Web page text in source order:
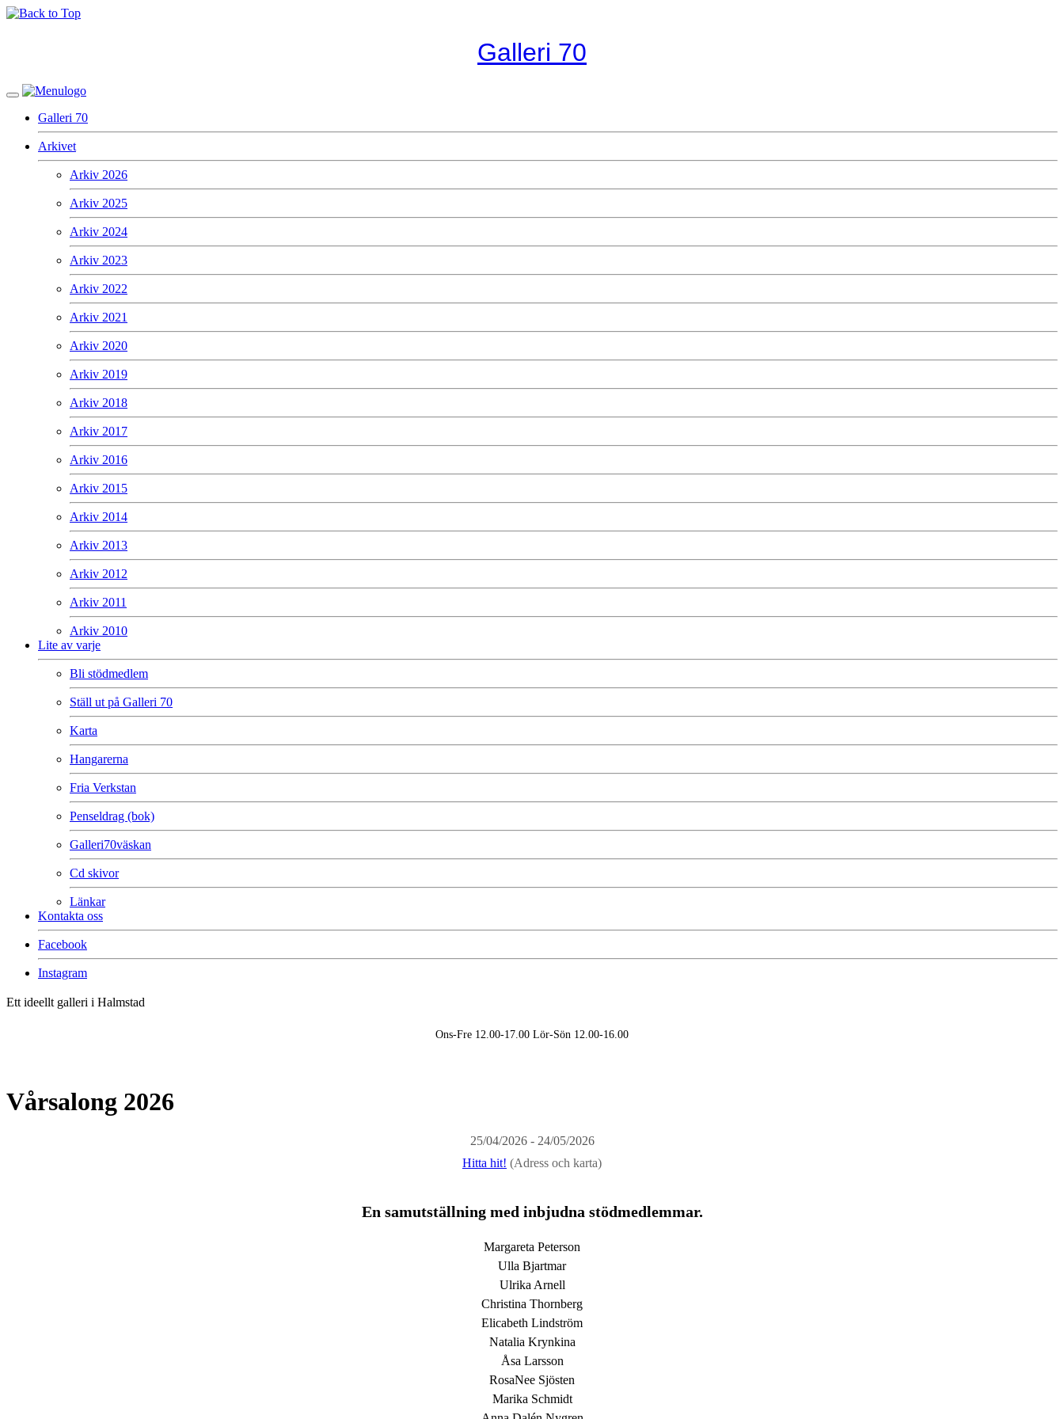
Galleri 70
Galleri 70
Arkivet
Arkiv 2026
Arkiv 2025
Arkiv 2024
Arkiv 2023
Arkiv 2022
Arkiv 2021
Arkiv 2020
Arkiv 2019
Arkiv 2018
Arkiv 2017
Arkiv 2016
Arkiv 2015
Arkiv 2014
Arkiv 2013
Arkiv 2012
Arkiv 2011
Arkiv 2010
Lite av varje
Bli stödmedlem
Ställ ut på Galleri 70
Karta
Hangarerna
Fria Verkstan
Penseldrag (bok)
Galleri70väskan
Cd skivor
Länkar
Kontakta oss
Facebook
Instagram
Ett ideellt galleri i Halmstad
Ons-Fre 12.00-17.00 Lör-Sön 12.00-16.00
Vårsalong 2026
25/04/2026 - 24/05/2026
Hitta hit! (Adress och karta)
En samutställning med inbjudna stödmedlemmar.
Margareta Peterson
Ulla Bjartmar
Ulrika Arnell
Christina Thornberg
Elicabeth Lindström
Natalia Krynkina
Åsa Larsson
RosaNee Sjösten
Marika Schmidt